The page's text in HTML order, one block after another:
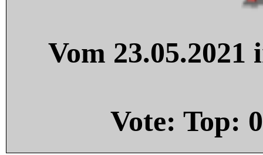
Vom
Vote: Top: 0